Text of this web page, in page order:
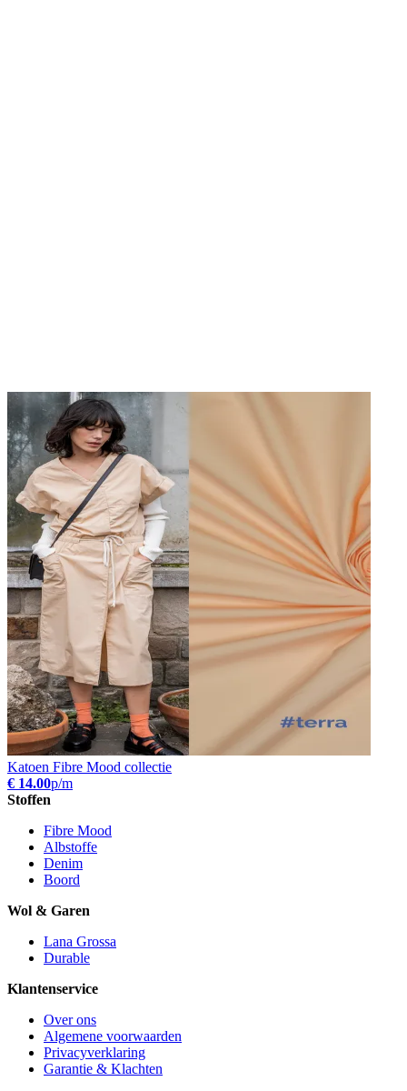
Katoen Fibre Mood collectie
€ 14.00p/m
Stoffen
Fibre Mood
Albstoffe
Denim
Boord
Wol & Garen
Lana Grossa
Durable
Klantenservice
Over ons
Algemene voorwaarden
Privacyverklaring
Garantie & Klachten